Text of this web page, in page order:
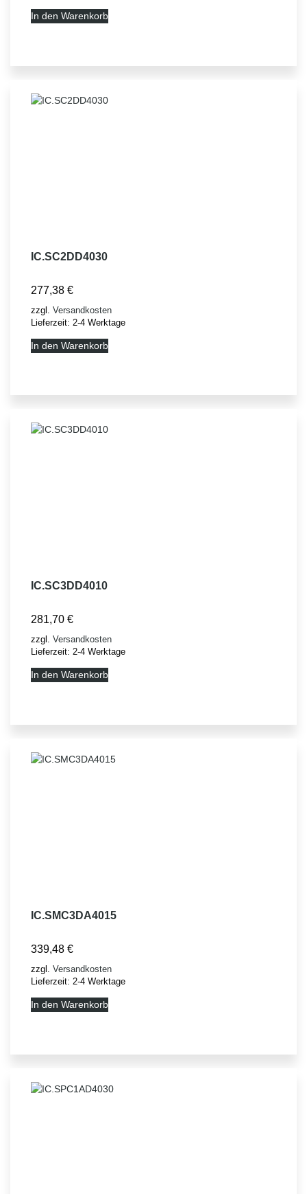
In den Warenkorb
IC.SC2DD4030
277,38 €
zzgl. Versandkosten
Lieferzeit: 2-4 Werktage
In den Warenkorb
IC.SC3DD4010
281,70 €
zzgl. Versandkosten
Lieferzeit: 2-4 Werktage
In den Warenkorb
IC.SMC3DA4015
339,48 €
zzgl. Versandkosten
Lieferzeit: 2-4 Werktage
In den Warenkorb